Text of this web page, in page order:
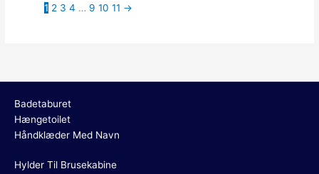
1 2 3 4 … 9 10 11 →
Badetaburet
Hængetoilet
Håndklæder Med Navn
Hylder Til Brusekabine